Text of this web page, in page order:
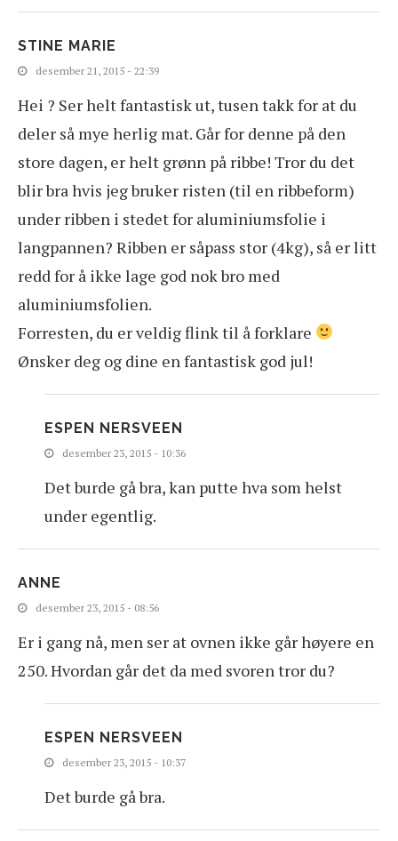
STINE MARIE
desember 21, 2015 - 22:39
Hei ? Ser helt fantastisk ut, tusen takk for at du
deler så mye herlig mat. Går for denne på den
store dagen, er helt grønn på ribbe! Tror du det
blir bra hvis jeg bruker risten (til en ribbeform)
under ribben i stedet for aluminiumsfolie i
langpannen? Ribben er såpass stor (4kg), så er litt
redd for å ikke lage god nok bro med
aluminiumsfolien.
Forresten, du er veldig flink til å forklare
Ønsker deg og dine en fantastisk god jul!
ESPEN NERSVEEN
desember 23, 2015 - 10:36
Det burde gå bra, kan putte hva som helst
under egentlig.
ANNE
desember 23, 2015 - 08:56
Er i gang nå, men ser at ovnen ikke går høyere en
250. Hvordan går det da med svoren tror du?
ESPEN NERSVEEN
desember 23, 2015 - 10:37
Det burde gå bra.